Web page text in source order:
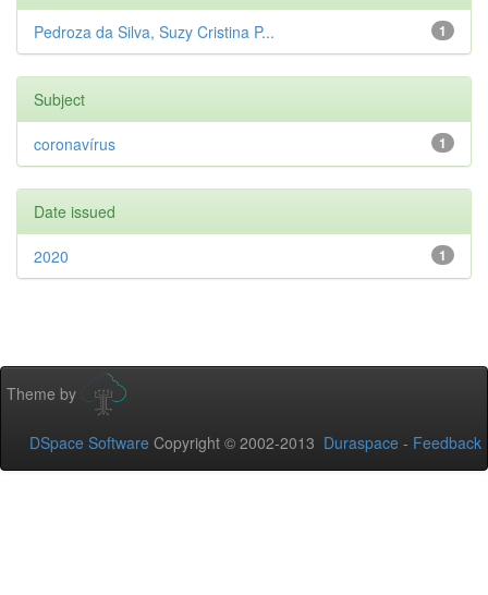
1
Pedroza da Silva, Suzy Cristina P...
Subject
1
coronavírus
Date issued
1
2020
Theme by
DSpace Software Copyright © 2002-2013 Duraspace - Feedback